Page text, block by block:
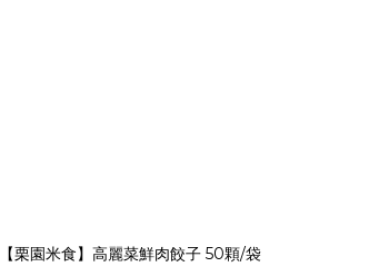
【栗園米食】高麗菜鮮肉餃子 50顆/袋